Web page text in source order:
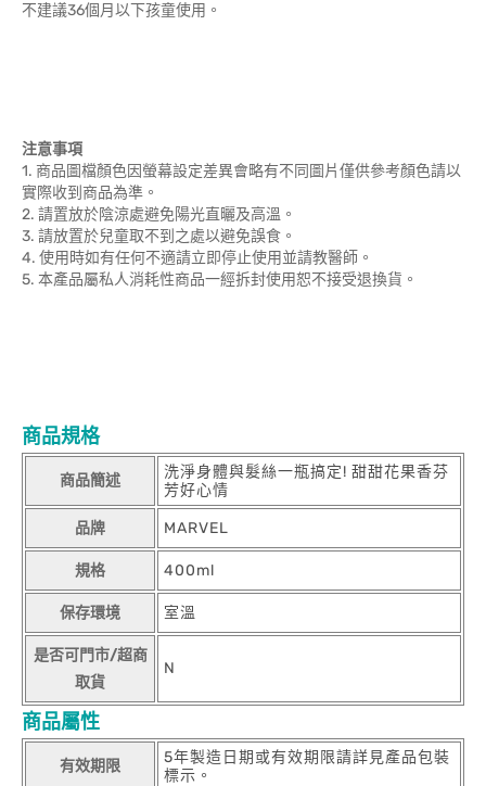
不建議36個月以下孩童使用。
注意事項
1. 商品圖檔顏色因螢幕設定差異會略有不同圖片僅供參考顏色請以
實際收到商品為準。
2. 請置放於陰涼處避免陽光直曬及高溫。
3. 請放置於兒童取不到之處以避免誤食。
4. 使用時如有任何不適請立即停止使用並請教醫師。
5. 本產品屬私人消耗性商品一經拆封使用恕不接受退換貨。
商品規格
商品簡述
洗淨身體與髮絲一瓶搞定! 甜甜花果香芬
芳好心情
品牌 MARVEL
規格 400ml
保存環境 室溫
是否可門市/超商
取貨
N
商品屬性
有效期限
5年製造日期或有效期限請詳見產品包裝
標示。